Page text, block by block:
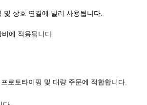
및 상호 연결에 널리 사용됩니다.
에 적용됩니다.
로토타이핑 및 대량 주문에 적합합니다.